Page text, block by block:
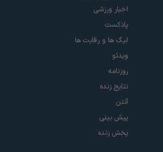
اخبار ورزشی
پادکست
لیگ ها و رقابت ها
ویدئو
روزنامه
نتایج زنده
آنتن
پیش بینی
پخش زنده